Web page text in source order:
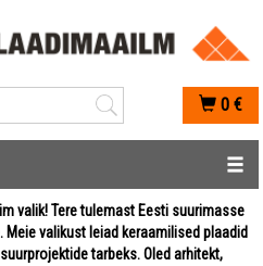
Mobiilis otsimise sisestus
0 €
valik! Tere tulemast Eesti suurimasse
valikust leiad keraamilised plaadid
tarbeks. Oled arhitekt,